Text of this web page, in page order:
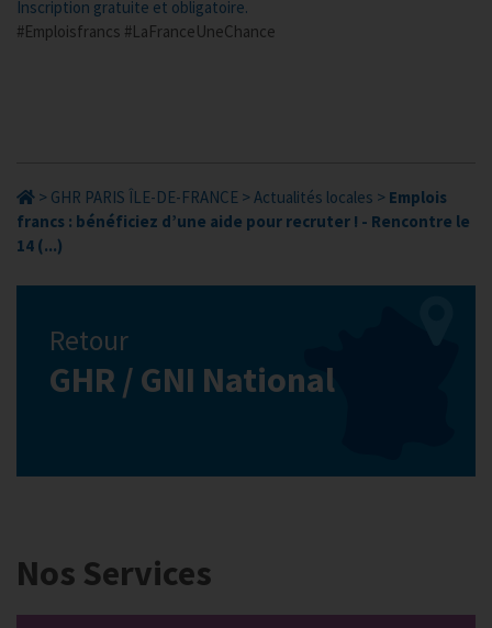
Inscription gratuite et obligatoire.
#Emploisfrancs #LaFranceUneChance
> GHR PARIS ÎLE-DE-FRANCE > Actualités locales > Emplois
francs : bénéficiez d’une aide pour recruter ! - Rencontre le
14 (...)
Retour
GHR / GNI National
Nos Services